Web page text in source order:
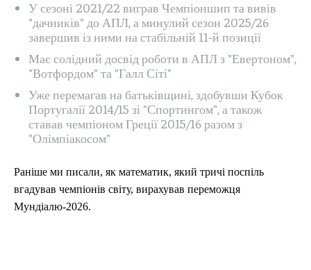
У сезоні 2021/22 виграв Чемпіоншип та вивів
"дачників" до АПЛ, а минулий сезон 2025/26
завершив із ними на стабільній 11-й позиції
Має солідний досвід роботи в АПЛ з "Евертоном",
"Вотфордом" та "Галл Сіті"
Уже перемагав на батьківщині, здобувши Кубок
Португалії 2014/15 зі "Спортингом", а також
ставав чемпіоном Греції 2015/16 разом з
"Олімпіакосом"
Раніше ми писали, як математик, який тричі поспіль
вгадував чемпіонів світу, вирахував переможця
Мундіалю-2026.